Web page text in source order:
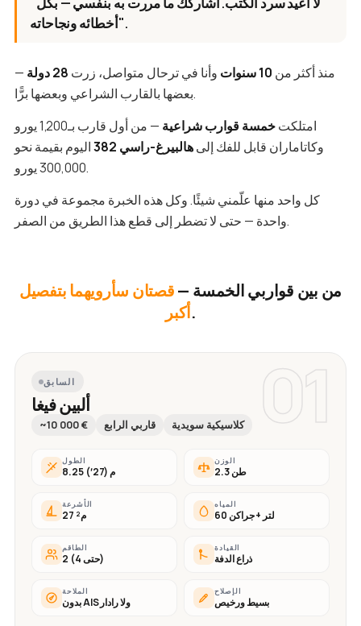
أخطائه ونجاحاته".
منذ أكثر من 10 سنوات وأنا في ترحال متواصل، زرت 28 دولة
—
بعضها بالقارب الشراعي وبعضها برًّا.
امتلكتخمسة قوارب شراعية
— من أول قارب بـ1,200 يورو
وكاتاماران قابل للفك إلىهالبيرغ-راسي 382
اليوم بقيمة نحو
300,000 يورو.
كل واحد منها علّمني شيئًا. وكل هذه الخبرة مجموعة في دورة
واحدة — حتى لا تضطر إلى قطع هذا الطريق من الصفر.
من بين قواربي الخمسة —قصتان سأرويهما بتفصيل
أكبر.
01 السابق
ألبين فيغا
~10 000 € قاربي الرابع كلاسيكية سويدية
الطول
8.25 م (27′)
الوزن
2.3 طن
الأشرعة
27 م²
المياه
60 لتر + جراكن
الطاقم
2 (حتى 4)
القيادة
ذراع الدفة
الملاحة
بدون AIS ولا رادار
الإصلاح
بسيط ورخيص